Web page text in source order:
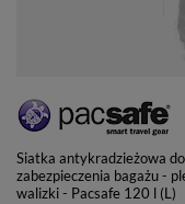
Siatka antykradzieżowa do
zabezpieczenia bagażu -
walizki - Pacsafe 120 l (L)